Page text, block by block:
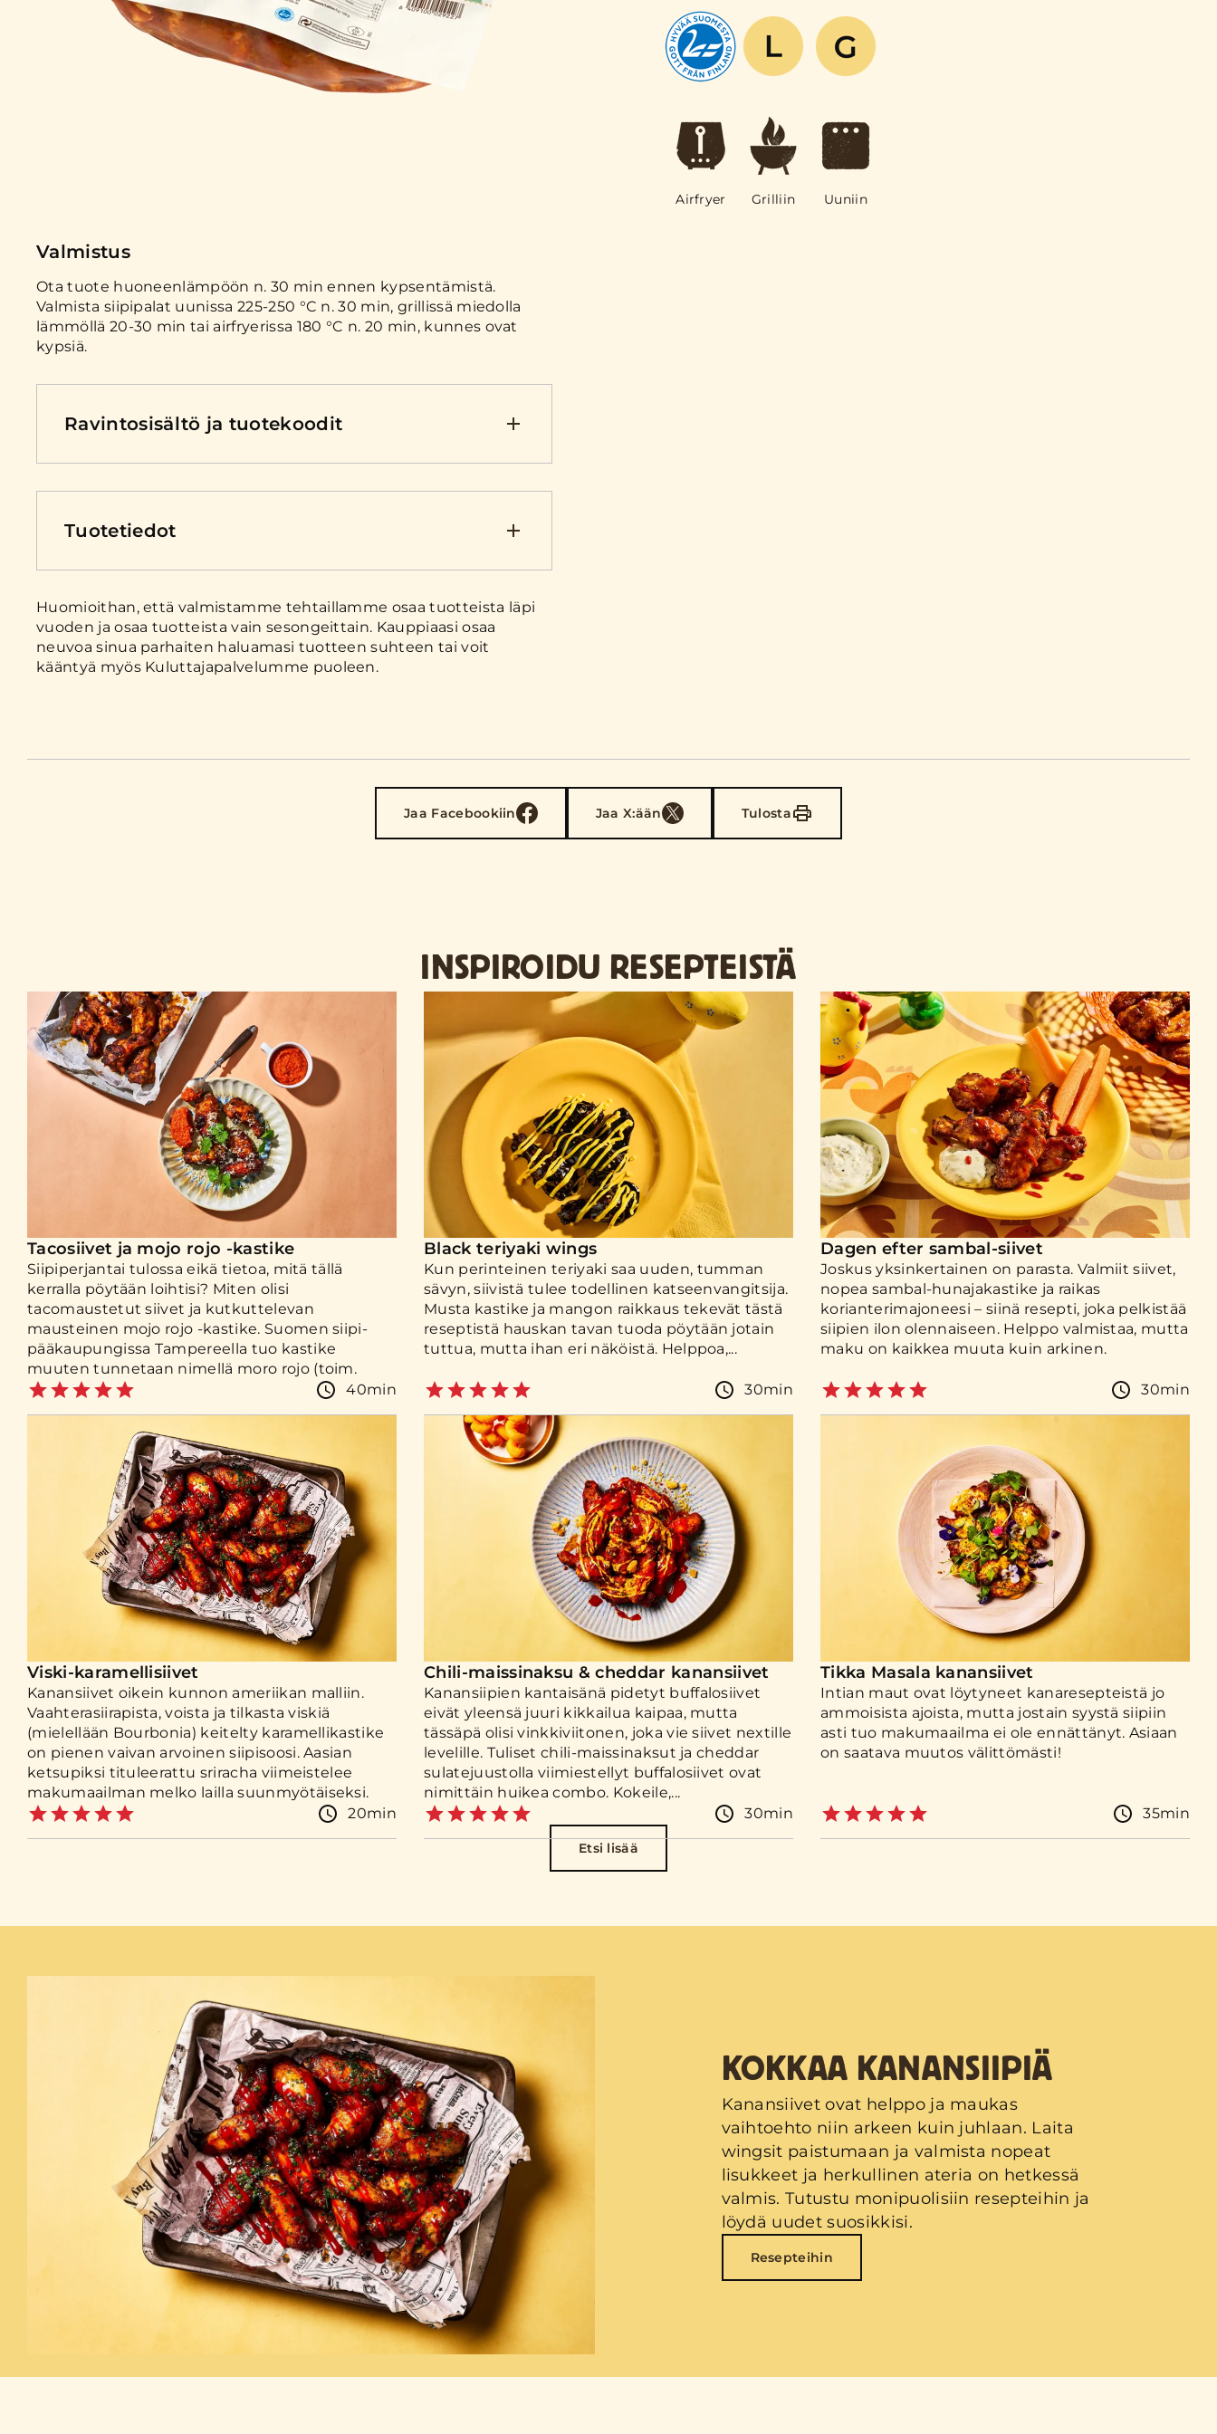
Valmistus
Ota tuote huoneenlämpöön n. 30 min ennen kypsentämistä.
Valmista siipipalat uunissa 225-250 °C n. 30 min, grillissä miedolla
lämmöllä 20-30 min tai airfryerissa 180 °C n. 20 min, kunnes ovat
kypsiä.
Ravintosisältö ja tuotekoodit
Tuotetiedot
Huomioithan, että valmistamme tehtaillamme osaa tuotteista läpi
vuoden ja osaa tuotteista vain sesongeittain. Kauppiaasi osaa
neuvoa sinua parhaiten haluamasi tuotteen suhteen tai voit
kääntyä myös Kuluttajapalvelumme puoleen.
Airfryer Grilliin Uuniin
Jaa Facebookiin Jaa X:ään Tulosta
INSPIROIDU RESEPTEISTÄ
Tacosiivet ja mojo rojo -kastike
Siipiperjantai tulossa eikä tietoa, mitä tällä
kerralla pöytään loihtisi? Miten olisi
tacomaustetut siivet ja kutkuttelevan
mausteinen mojo rojo -kastike. Suomen siipi-
pääkaupungissa Tampereella tuo kastike
muuten tunnetaan nimellä moro rojo (toim.
40min
Black teriyaki wings
Kun perinteinen teriyaki saa uuden, tumman
sävyn, siivistä tulee todellinen katseenvangitsija.
Musta kastike ja mangon raikkaus tekevät tästä
reseptistä hauskan tavan tuoda pöytään jotain
tuttua, mutta ihan eri näköistä. Helppoa,...
30min
Dagen efter sambal-siivet
Joskus yksinkertainen on parasta. Valmiit siivet,
nopea sambal-hunajakastike ja raikas
korianterimajoneesi – siinä resepti, joka pelkistää
siipien ilon olennaiseen. Helppo valmistaa, mutta
maku on kaikkea muuta kuin arkinen.
30min
Viski-karamellisiivet
Kanansiivet oikein kunnon ameriikan malliin.
Vaahterasiirapista, voista ja tilkasta viskiä
(mielellään Bourbonia) keitelty karamellikastike
on pienen vaivan arvoinen siipisoosi. Aasian
ketsupiksi tituleerattu sriracha viimeistelee
makumaailman melko lailla suunmyötäiseksi.
20min
Chili-maissinaksu & cheddar kanansiivet
Kanansiipien kantaisänä pidetyt buffalosiivet
eivät yleensä juuri kikkailua kaipaa, mutta
tässäpä olisi vinkkiviitonen, joka vie siivet nextille
levelille. Tuliset chili-maissinaksut ja cheddar
sulatejuustolla viimiestellyt buffalosiivet ovat
nimittäin huikea combo. Kokeile,...
30min
Tikka Masala kanansiivet
Intian maut ovat löytyneet kanaresepteistä jo
ammoisista ajoista, mutta jostain syystä siipiin
asti tuo makumaailma ei ole ennättänyt. Asiaan
on saatava muutos välittömästi!
35min
Etsi lisää
KOKKAA KANANSIIPIÄ
Kanansiivet ovat helppo ja maukas
vaihtoehto niin arkeen kuin juhlaan. Laita
wingsit paistumaan ja valmista nopeat
lisukkeet ja herkullinen ateria on hetkessä
valmis. Tutustu monipuolisiin resepteihin ja
löydä uudet suosikkisi.
Resepteihin